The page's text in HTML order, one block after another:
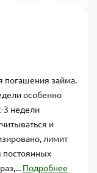
погашения займа.
особенно
3 недели
и
лимит
постоянных
Подробнее